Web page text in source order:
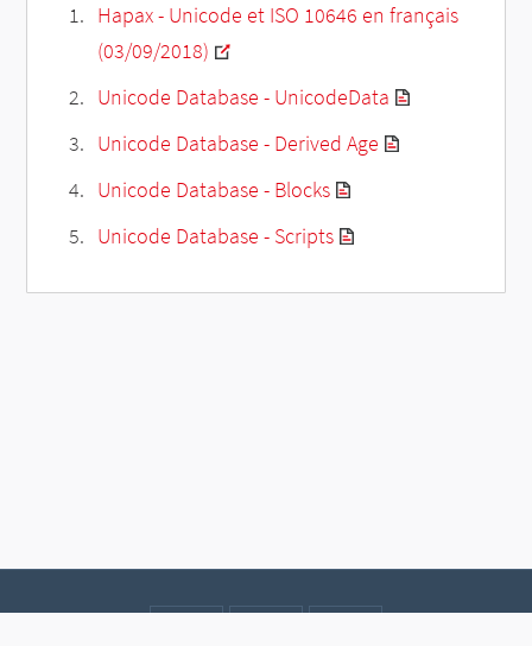
Hapax - Unicode et ISO 10646 en français
(03/09/2018)
Unicode Database - UnicodeData
Unicode Database - Derived Age
Unicode Database - Blocks
Unicode Database - Scripts